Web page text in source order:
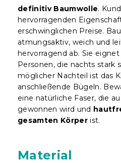
definitiv Baumwolle.
hervorragenden
erschwinglichen Preise.
atmungsaktiv, weich und
hervorragend ab. Sie
Personen, die nachts stark
möglicher Nachteil ist das
anschließende Bügeln.
eine natürliche Faser, die
gewonnen wird und
gesamten Körper ist.
Material